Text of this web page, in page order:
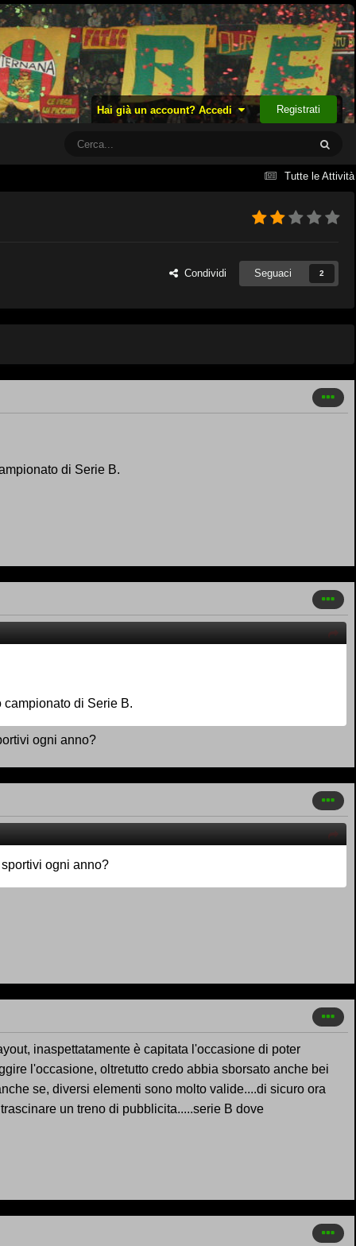
Hai già un account? Accedi Registrati
Tutte le Attività
Condividi Seguaci 2
di Serie B.
di Serie B.
ogni anno?
ogni anno?
inaspettatamente è capitata l'occasione di poter
l'occasione, oltretutto credo abbia sborsato anche bei
se, diversi elementi sono molto valide....di sicuro ora
un treno di pubblicita.....serie B dove